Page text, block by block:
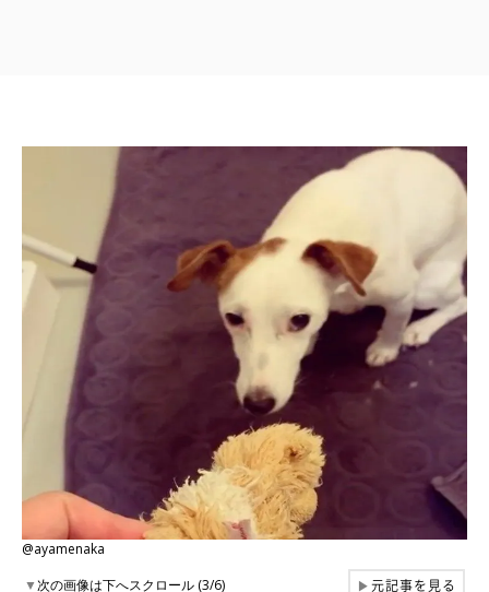
@ayamenaka
▼次の画像は下へスクロール (3/6) ▶元記事を見る